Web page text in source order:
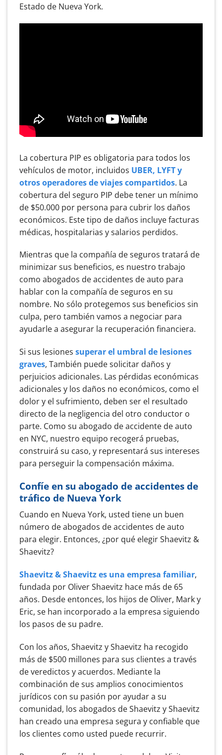
Estado de Nueva York.
La cobertura PIP es obligatoria para todos los
vehículos de motor, incluidos UBER, LYFT y
otros operadores de viajes compartidos. La
cobertura del seguro PIP debe tener un mínimo
de $50.000 por persona para cubrir los daños
económicos. Este tipo de daños incluye facturas
médicas, hospitalarias y salarios perdidos.
Mientras que la compañía de seguros tratará de
minimizar sus beneficios, es nuestro trabajo
como abogados de accidentes de auto para
hablar con la compañía de seguros en su
nombre. No sólo protegemos sus beneficios sin
culpa, pero también vamos a negociar para
ayudarle a asegurar la recuperación financiera.
Si sus lesiones superar el umbral de lesiones
graves, También puede solicitar daños y
perjuicios adicionales. Las pérdidas económicas
adicionales y los daños no económicos, como el
dolor y el sufrimiento, deben ser el resultado
directo de la negligencia del otro conductor o
parte. Como su abogado de accidente de auto
en NYC, nuestro equipo recogerá pruebas,
construirá su caso, y representará sus intereses
para perseguir la compensación máxima.
Confíe en su abogado de accidentes de
tráfico de Nueva York
Cuando en Nueva York, usted tiene un buen
número de abogados de accidentes de auto
para elegir. Entonces, ¿por qué elegir Shaevitz &
Shaevitz?
Shaevitz & Shaevitz es una empresa familiar,
fundada por Oliver Shaevitz hace más de 65
años. Desde entonces, los hijos de Oliver, Mark y
Eric, se han incorporado a la empresa siguiendo
los pasos de su padre.
Con los años, Shaevitz y Shaevitz ha recogido
más de $500 millones para sus clientes a través
de veredictos y acuerdos. Mediante la
combinación de sus amplios conocimientos
jurídicos con su pasión por ayudar a su
comunidad, los abogados de Shaevitz y Shaevitz
han creado una empresa segura y confiable que
los clientes como usted puede recurrir.